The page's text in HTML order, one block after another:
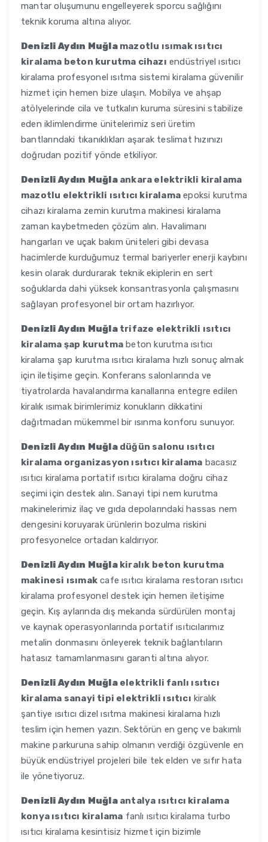
mantar oluşumunu engelleyerek sporcu sağlığını
teknik koruma altına alıyor.
Denizli Aydın Muğlamazotlu ısımak ısıtıcı
kiralama beton kurutma cihazı endüstriyel ısıtıcı
kiralama profesyonel ısıtma sistemi kiralama güvenilir
hizmet için hemen bize ulaşın. Mobilya ve ahşap
atölyelerinde cila ve tutkalın kuruma süresini stabilize
eden iklimlendirme ünitelerimiz seri üretim
bantlarındaki tıkanıklıkları aşarak teslimat hızınızı
doğrudan pozitif yönde etkiliyor.
Denizli Aydın Muğlaankara elektrikli kiralama
mazotlu elektrikli ısıtıcı kiralama epoksi kurutma
cihazı kiralama zemin kurutma makinesi kiralama
zaman kaybetmeden çözüm alın. Havalimanı
hangarları ve uçak bakım üniteleri gibi devasa
hacimlerde kurduğumuz termal bariyerler enerji kaybını
kesin olarak durdurarak teknik ekiplerin en sert
soğuklarda dahi yüksek konsantrasyonla çalışmasını
sağlayan profesyonel bir ortam hazırlıyor.
Denizli Aydın Muğlatrifaze elektrikli ısıtıcı
kiralama şap kurutma beton kurutma ısıtıcı
kiralama şap kurutma ısıtıcı kiralama hızlı sonuç almak
için iletişime geçin. Konferans salonlarında ve
tiyatrolarda havalandırma kanallarına entegre edilen
kiralık ısımak birimlerimiz konukların dikkatini
dağıtmadan mükemmel bir ısınma konforu sunuyor.
Denizli Aydın Muğladüğün salonu ısıtıcı
kiralama organizasyon ısıtıcı kiralama bacasız
ısıtıcı kiralama portatif ısıtıcı kiralama doğru cihaz
seçimi için destek alın. Sanayi tipi nem kurutma
makinelerimiz ilaç ve gıda depolarındaki hassas nem
dengesini koruyarak ürünlerin bozulma riskini
profesyonelce ortadan kaldırıyor.
Denizli Aydın Muğlakiralık beton kurutma
makinesi ısımak cafe ısıtıcı kiralama restoran ısıtıcı
kiralama profesyonel destek için hemen iletişime
geçin. Kış aylarında dış mekanda sürdürülen montaj
ve kaynak operasyonlarında portatif ısıtıcılarımız
metalin donmasını önleyerek teknik bağlantıların
hatasız tamamlanmasını garanti altına alıyor.
Denizli Aydın Muğlaelektrikli fanlı ısıtıcı
kiralama sanayi tipi elektrikli ısıtıcı kiralık
şantiye ısıtıcı dizel ısıtma makinesi kiralama hızlı
teslim için hemen yazın. Sektörün en genç ve bakımlı
makine parkuruna sahip olmanın verdiği özgüvenle en
büyük endüstriyel projeleri bile tek elden ve sıfır hata
ile yönetiyoruz.
Denizli Aydın Muğlaantalya ısıtıcı kiralama
konya ısıtıcı kiralama fanlı ısıtıcı kiralama turbo
ısıtıcı kiralama kesintisiz hizmet için bizimle